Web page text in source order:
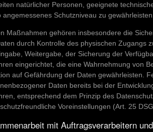
natürlicher Personen, geeignete
angemessenes Schutzniveau zu gewährleisten.
Maßnahmen gehören insbesondere die
durch Kontrolle des physischen Zugangs
Weitergabe, der Sicherung der
eingerichtet, die eine Wahrnehmung von
auf Gefährdung der Daten gewährleisten.
Daten bereits bei der
entsprechend dem Prinzip des
Voreinstellungen (Art. 25
mit Auftragsverarbeitern